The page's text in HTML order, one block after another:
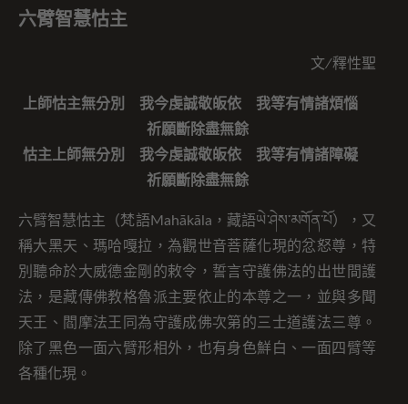
六臂智慧怙主
文∕釋性聖
上師怙主無分別 我今虔誠敬皈依 我等有情諸煩惱
祈願斷除盡無餘
怙主上師無分別 我今虔誠敬皈依 我等有情諸障礙
祈願斷除盡無餘
六臂智慧怙主（梵語Mahākāla，藏語ཡེ་ཤེས་མགོན་པོ），又
稱大黑天、瑪哈嘎拉，為觀世音菩薩化現的忿怒尊，特
別聽命於大威德金剛的敕令，誓言守護佛法的出世間護
法，是藏傳佛教格魯派主要依止的本尊之一，並與多聞
天王、閻摩法王同為守護成佛次第的三士道護法三尊。
除了黑色一面六臂形相外，也有身色鮮白、一面四臂等
各種化現。